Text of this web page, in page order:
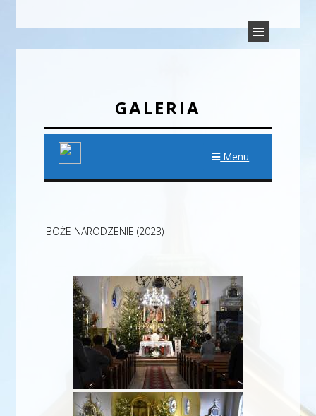
PARAFIA TRÓJCY ŚWIĘTEJ
GALERIA
Menu
BOŻE NARODZENIE (2023)